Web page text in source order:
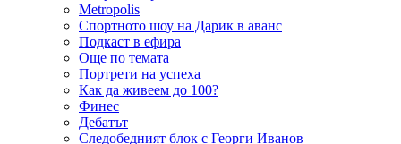
Metropolis
Спортното шоу на Дарик в аванс
Подкаст в ефира
Още по темата
Портрети на успеха
Как да живеем до 100?
Финес
Дебатът
Следобедният блок с Георги Иванов